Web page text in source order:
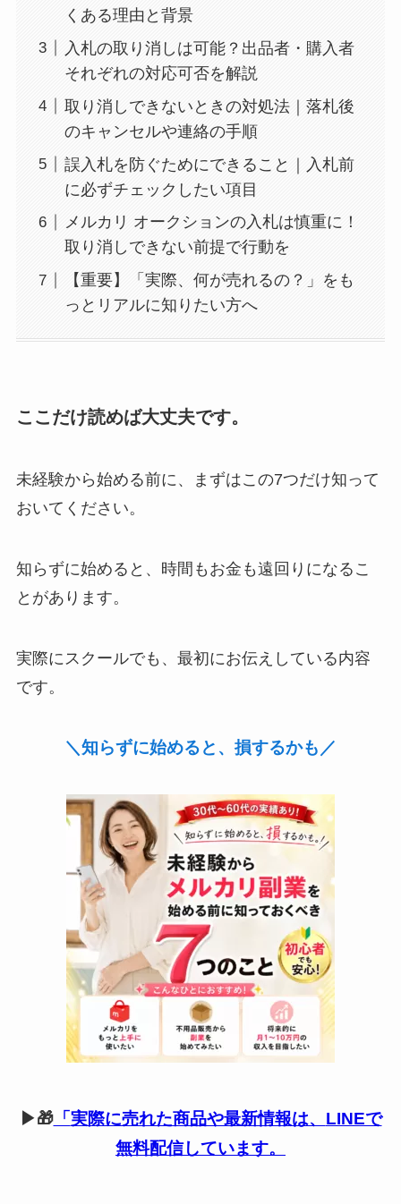
くある理由と背景
入札の取り消しは可能？出品者・購入者
それぞれの対応可否を解説
取り消しできないときの対処法｜落札後
のキャンセルや連絡の手順
誤入札を防ぐためにできること｜入札前
に必ずチェックしたい項目
メルカリ オークションの入札は慎重に！
取り消しできない前提で行動を
【重要】「実際、何が売れるの？」をも
っとリアルに知りたい方へ
ここだけ読めば大丈夫です。
未経験から始める前に、まずはこの7つだけ知って
おいてください。
知らずに始めると、時間もお金も遠回りになるこ
とがあります。
実際にスクールでも、最初にお伝えしている内容
です。
＼知らずに始めると、損するかも／
▶🎁「 実際に売れた商品や最新情報は、 LINEで
無料配信しています。